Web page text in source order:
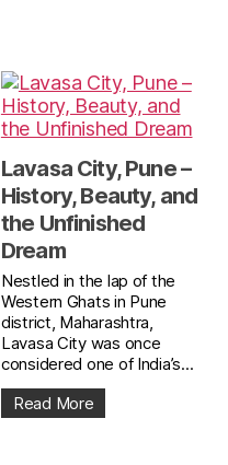
Lavasa City, Pune –
History, Beauty, and
the Unfinished
Dream
Nestled in the lap of the
Western Ghats in Pune
district, Maharashtra,
Lavasa City was once
considered one of India’s...
Read More